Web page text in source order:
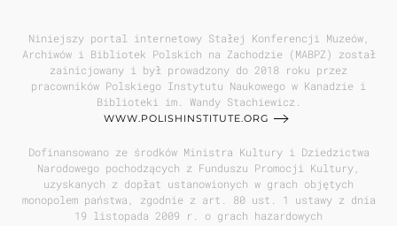
Niniejszy portal internetowy Stałej Konferencji Muzeów,
Archiwów i Bibliotek Polskich na Zachodzie (MABPZ) został
zainicjowany i był prowadzony do 2018 roku przez
pracowników Polskiego Instytutu Naukowego w Kanadzie i
Biblioteki im. Wandy Stachiewicz.
WWW.POLISHINSTITUTE.ORG
Dofinansowano ze środków Ministra Kultury i Dziedzictwa
Narodowego pochodzących z Funduszu Promocji Kultury,
uzyskanych z dopłat ustanowionych w grach objętych
monopolem państwa, zgodnie z art. 80 ust. 1 ustawy z dnia
19 listopada 2009 r. o grach hazardowych